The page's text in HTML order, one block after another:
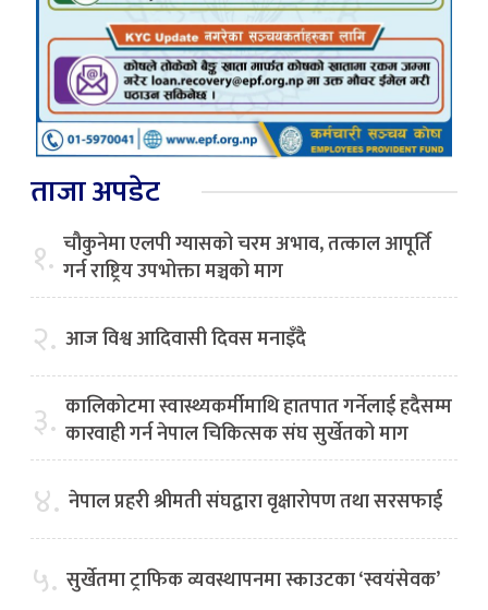
ताजा अपडेट
१. चौकुनेमा एलपी ग्यासको चरम अभाव, तत्काल आपूर्ति
गर्न राष्ट्रिय उपभोक्ता मञ्चको माग
२. आज विश्व आदिवासी दिवस मनाइँदै
३. कालिकोटमा स्वास्थ्यकर्मीमाथि हातपात गर्नेलाई हदैसम्म
कारवाही गर्न नेपाल चिकित्सक संघ सुर्खेतको माग
४. नेपाल प्रहरी श्रीमती संघद्वारा वृक्षारोपण तथा सरसफाई
५. सुर्खेतमा ट्राफिक व्यवस्थापनमा स्काउटका ‘स्वयंसेवक’